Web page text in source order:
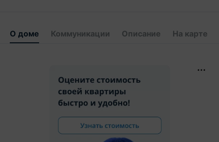
О доме Коммуникации Описание На карте